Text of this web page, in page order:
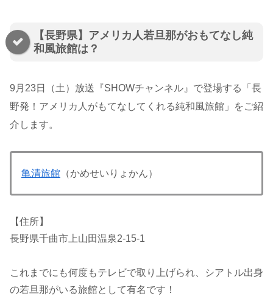
【長野県】アメリカ人若旦那がおもてなし純
和風旅館は？
9月23日（土）放送『SHOWチャンネル』で登場する「長
野発！アメリカ人がもてなしてくれる純和風旅館」をご紹
介します。
亀清旅館 （かめせいりょかん）
【住所】
長野県千曲市上山田温泉2-15-1
これまでにも何度もテレビで取り上げられ、シアトル出身
の若旦那がいる旅館として有名です！